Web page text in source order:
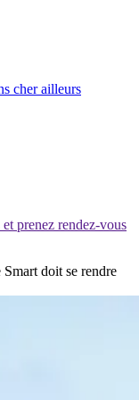
cher ailleurs
prenez rendez-vous
doit se rendre